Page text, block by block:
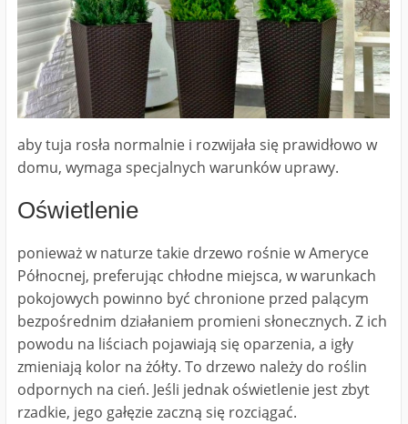
aby tuja rosła normalnie i rozwijała się prawidłowo w
domu, wymaga specjalnych warunków uprawy.
Oświetlenie
ponieważ w naturze takie drzewo rośnie w Ameryce
Północnej, preferując chłodne miejsca, w warunkach
pokojowych powinno być chronione przed palącym
bezpośrednim działaniem promieni słonecznych. Z ich
powodu na liściach pojawiają się oparzenia, a igły
zmieniają kolor na żółty. To drzewo należy do roślin
odpornych na cień. Jeśli jednak oświetlenie jest zbyt
rzadkie, jego gałęzie zaczną się rozciągać.